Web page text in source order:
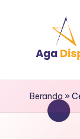
Beranda »